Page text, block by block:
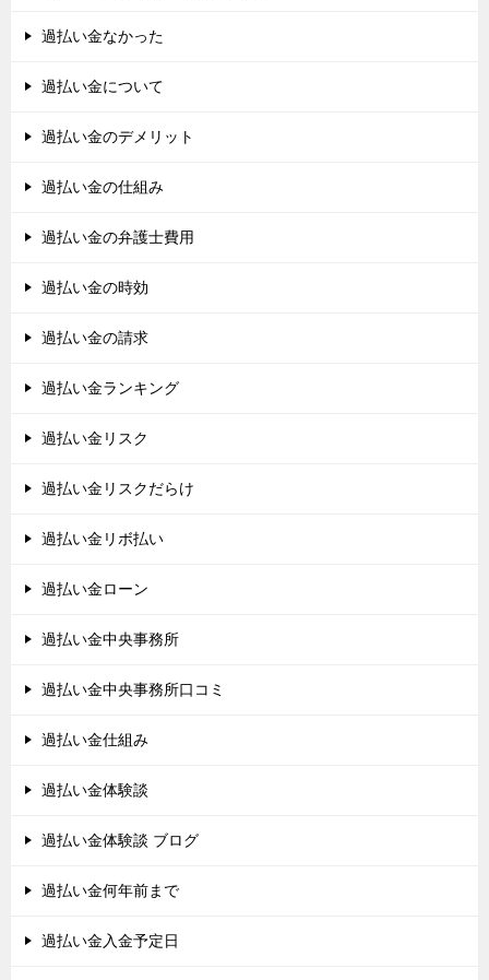
過払い金なかった
過払い金について
過払い金のデメリット
過払い金の仕組み
過払い金の弁護士費用
過払い金の時効
過払い金の請求
過払い金ランキング
過払い金リスク
過払い金リスクだらけ
過払い金リボ払い
過払い金ローン
過払い金中央事務所
過払い金中央事務所口コミ
過払い金仕組み
過払い金体験談
過払い金体験談 ブログ
過払い金何年前まで
過払い金入金予定日